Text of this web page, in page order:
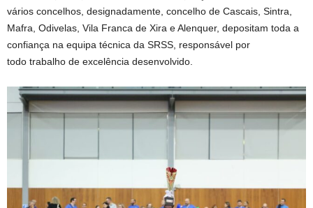
vários concelhos, designadamente, concelho de Cascais, Sintra,
Mafra, Odivelas, Vila Franca de Xira e Alenquer, depositam toda a
confiança na equipa técnica da SRSS, responsável por
todo trabalho de excelência desenvolvido.